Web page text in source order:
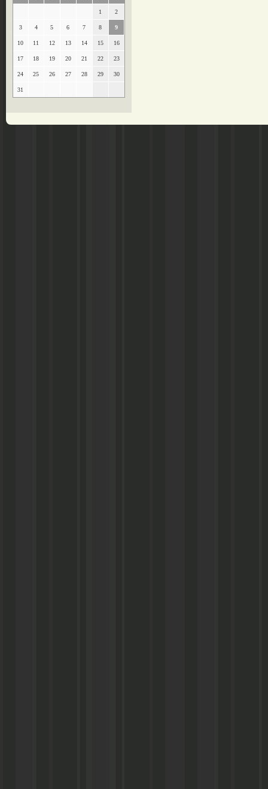
1 2
3 4 5 6 7 8 9
10 11 12 13 14 15 16
17 18 19 20 21 22 23
24 25 26 27 28 29 30
31